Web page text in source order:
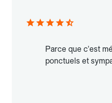
Parce que c'est
ponctuels et